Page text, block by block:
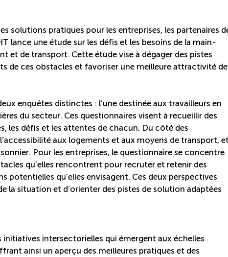
solutions pratiques pour les entreprises, les partenaires
lance une étude sur les défis et les besoins de la main-
et de transport. Cette étude vise à dégager des pistes
de ces obstacles et favoriser une meilleure attractivité de
enquêtes distinctes : l’une destinée aux travailleurs en
du secteur. Ces questionnaires visent à recueillir des
les défis et les attentes de chacun. Du côté des
aux logements et aux moyens de transport,
Pour les entreprises, le questionnaire se concentre
qu’elles rencontrent pour recruter et retenir des
potentielles qu’elles envisagent. Ces deux perspectives
la situation et d’orienter des pistes de solution adaptées
initiatives intersectorielles qui émergent aux échelles
ainsi un aperçu des meilleures pratiques et des